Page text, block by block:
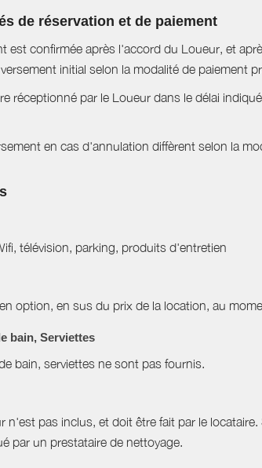
de réservation et de paiement
est confirmée après l'accord du Loueur, et
initial selon la modalité de paiement
réceptionné par le Loueur dans le délai
en cas d'annulation diffèrent selon la
télévision, parking, produits d'entretien
option, en sus du prix de la location, au
bain, Serviettes
bain, serviettes ne sont pas fournis.
n'est pas inclus, et doit être fait par le
par un prestataire de nettoyage.